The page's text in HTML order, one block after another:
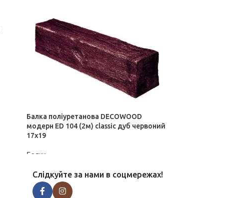
Балка поліуретанова DECOWOOD
модерн ED 104 (2м) classic дуб червоний
17х19
Балки
ДІЗНАТИСЬ ЦІНУ
Слідкуйте за нами в соцмережах!